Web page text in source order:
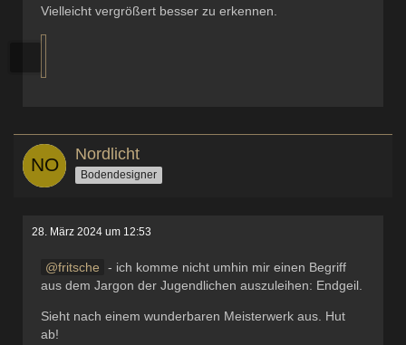
Vielleicht vergrößert besser zu erkennen.
Nordlicht
Bodendesigner
28. März 2024 um 12:53
fritsche
- ich komme nicht umhin mir einen Begriff
aus dem Jargon der Jugendlichen auszuleihen: Endgeil.
Sieht nach einem wunderbaren Meisterwerk aus. Hut
ab!